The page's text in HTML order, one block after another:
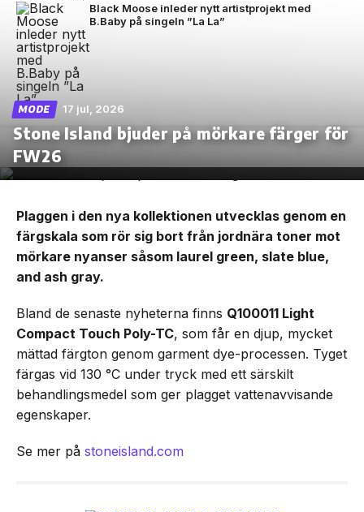
Black Moose inleder nytt artistprojekt med
B.Baby på singeln ”La La”
MODE 17 jul, 2026
Stone Island bjuder på mörkare färger för
FW26
Plaggen i den nya kollektionen utvecklas genom en
färgskala som rör sig bort från jordnära toner mot
mörkare nyanser såsom laurel green, slate blue,
and ash gray.
Bland de senaste nyheterna finns Q100011 Light
Compact Touch Poly-TC, som får en djup, mycket
mättad färgton genom garment dye-processen. Tyget
färgas vid 130 °C under tryck med ett särskilt
behandlingsmedel som ger plagget vattenavvisande
egenskaper.
Se mer på stoneisland.com